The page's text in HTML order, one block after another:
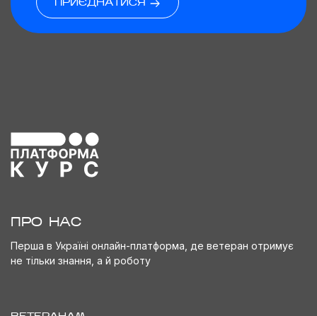
ПРИЄДНАТИСЯ
ПРО НАС
Перша в Україні онлайн-платформа, де ветеран отримує
не тільки знання, а й роботу